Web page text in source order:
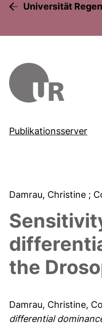
Universität
Publikationsserver
Damrau, Christine ;
the
Damrau, Christine,
differential